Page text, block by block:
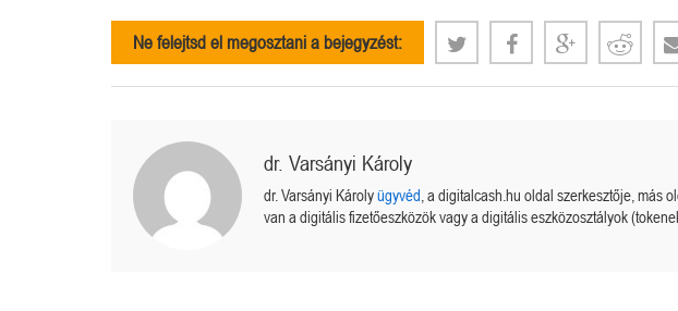
Ne felejtsd el megosztani a bejegyzést:
dr. Varsányi Károly
dr. Varsányi Károlyügyvéd , a digitalcash.hu oldal szerkesztője, más
van a digitális fizetőeszközök vagy a digitális eszközosztályok